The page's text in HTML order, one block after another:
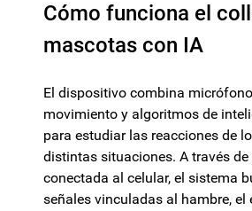
Cómo funciona el
mascotas con IA
El dispositivo combina
movimiento y algoritmos de
para estudiar las reacciones de
distintas situaciones. A través
conectada al celular, el sistema
señales vinculadas al hambre, el